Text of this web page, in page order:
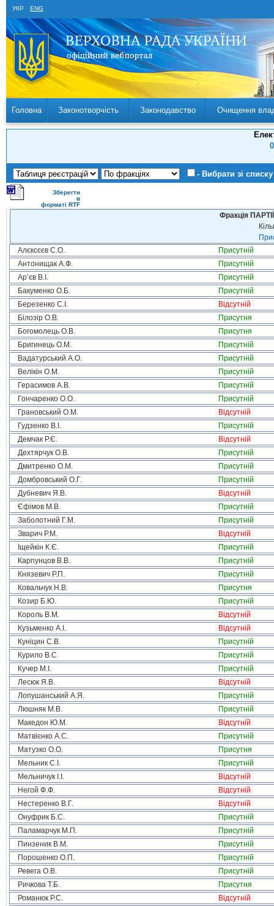
УКР ENG
Головна Законотворчість Законодавство Очищення
- Вибрати зі списку
Зберегти
в
форматі RTF
Фракція
Алєксєєв С.О.
Присутній
Антонищак А.Ф.
Присутній
Ар’єв В.І.
Присутній
Бакуменко О.Б.
Присутній
Березенко С.І.
Відсутній
Білозір О.В.
Присутня
Богомолець О.В.
Присутня
Бригинець О.М.
Присутній
Вадатурський А.О.
Присутній
Велікін О.М.
Присутній
Герасимов А.В.
Присутній
Гончаренко О.О.
Присутній
Грановський О.М.
Відсутній
Гудзенко В.І.
Присутній
Демчак Р.Є.
Відсутній
Дехтярчук О.В.
Присутній
Дмитренко О.М.
Присутній
Домбровський О.Г.
Присутній
Дубневич Я.В.
Відсутній
Єфімов М.В.
Присутній
Заболотний Г.М.
Присутній
Зварич Р.М.
Відсутній
Іщейкін К.Є.
Присутній
Карпунцов В.В.
Присутній
Князевич Р.П.
Присутній
Ковальчук Н.В.
Присутня
Козир Б.Ю.
Присутній
Король В.М.
Відсутній
Кузьменко А.І.
Відсутній
Куніцин С.В.
Присутній
Курило В.С.
Присутній
Кучер М.І.
Присутній
Лесюк Я.В.
Відсутній
Лопушанський А.Я.
Присутній
Люшняк М.В.
Присутній
Македон Ю.М.
Відсутній
Матвієнко А.С.
Присутній
Матузко О.О.
Присутня
Мельник С.І.
Присутній
Мельничук І.І.
Відсутній
Негой Ф.Ф.
Відсутній
Нестеренко В.Г.
Відсутній
Онуфрик Б.С.
Присутній
Паламарчук М.П.
Присутній
Пинзеник В.М.
Присутній
Порошенко О.П.
Присутній
Ревега О.В.
Присутній
Ричкова Т.Б.
Присутня
Романюк Р.С.
Відсутній